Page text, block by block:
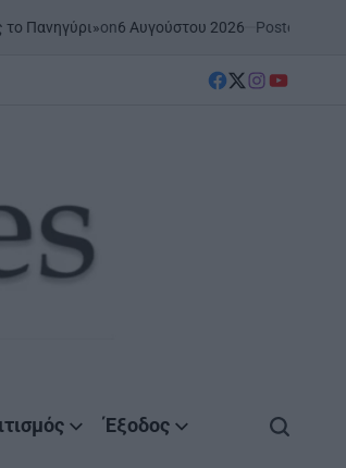
6 Αυγούστου 2026 Posted byAgrinioStories
facebook
Twitter
instagram
YouTube
Έξοδος